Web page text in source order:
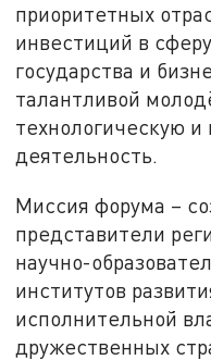
приоритетных
инвестиций в
государства и
талантливой
технологическую
деятельность.
Миссия форума –
представители
научно-
институтов
исполнительной
дружественных